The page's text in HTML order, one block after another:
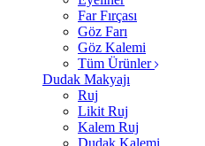
Far Fırçası
Göz Farı
Göz Kalemi
Tüm Ürünler
Dudak Makyajı
Ruj
Likit Ruj
Kalem Ruj
Dudak Kalemi